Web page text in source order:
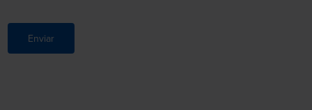
Enviar